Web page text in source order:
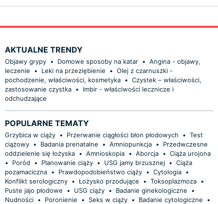
AKTUALNE TRENDY
Objawy grypy • Domowe sposoby na katar • Angina - objawy,
leczenie
• Leki na przeziębienie • Olej z czarnuszki -
pochodzenie, właściwości, kosmetyka • Czystek – właściwości,
zastosowanie czystka •
Imbir - właściwości lecznicze i
odchudzające
POPULARNE TEMATY
Grzybica w ciąży • Przerwanie ciągłości błon płodowych • Test
ciążowy • Badania prenatalne • Amniopunkcja •
Przedwczesne
oddzielenie się łożyska • Amnioskopia • Aborcja • Ciąża urojona
•
Poród • Planowanie ciąży • USG jamy brzusznej • Ciąża
pozamaciczna • Prawdopodobieństwo ciąży • Cytologia •
Konflikt serologiczny • Łożysko przodujące • Toksoplazmoza •
Puste jajo płodowe
• USG ciąży • Badanie ginekologiczne
•
Nudności • Poronienie • Seks w ciąży • Badanie cytologiczne
•